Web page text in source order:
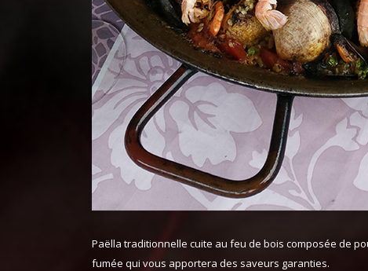
Paëlla traditionnelle cuite au feu de bois composée de
fumée qui vous apportera des saveurs garanties.